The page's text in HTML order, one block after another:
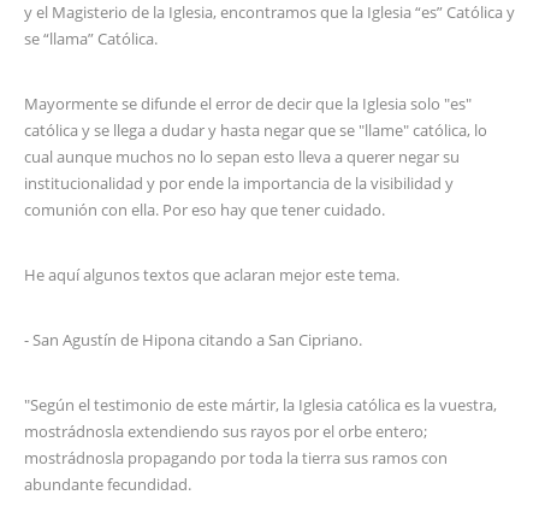
y el Magisterio de la Iglesia, encontramos que la Iglesia “es” Católica y
se “llama” Católica.
Mayormente se difunde el error de decir que la Iglesia solo "es"
católica y se llega a dudar y hasta negar que se "llame" católica, lo
cual aunque muchos no lo sepan esto lleva a querer negar su
institucionalidad y por ende la importancia de la visibilidad y
comunión con ella. Por eso hay que tener cuidado.
He aquí algunos textos que aclaran mejor este tema.
- San Agustín de Hipona citando a San Cipriano.
"Según el testimonio de este mártir, la Iglesia católica es la vuestra,
mostrádnosla extendiendo sus rayos por el orbe entero;
mostrádnosla propagando por toda la tierra sus ramos con
abundante fecundidad.